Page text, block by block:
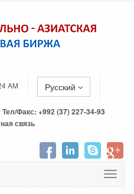
AM Русский
Тел/Факс: +992 (37) 227-34-93
связь